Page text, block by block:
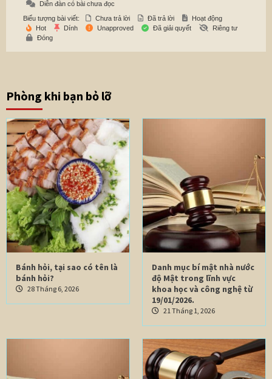
Diễn đàn có bài chưa đọc
Biểu tượng bài viết:
Chưa trả lời Đã trả lời
Hoạt động
Hot
Dính Unapproved Đã giải quyết
Riêng tư
Đóng
Phòng khi bạn bỏ lỡ
Bánh hỏi, tại sao có tên là
bánh hỏi?
28 Tháng 6, 2026
Danh mục bí mật nhà nước
độ Mật trong lĩnh vực
khoa học và công nghệ từ
19/01/2026.
21 Tháng 1, 2026